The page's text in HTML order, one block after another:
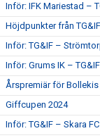
Inför: IFK Mariestad –
Höjdpunkter från
Inför: TG&IF –
Inför: Grums IK – TG&IF
Årspremiär för Bollekis
Giffcupen 2024
Inför: TG&IF – Skara FC